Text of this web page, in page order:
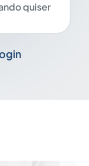
quiser